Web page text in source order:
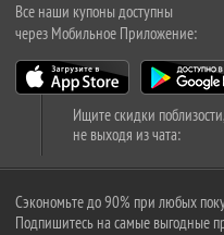
Все наши купоны доступны
через Мобильное Приложение:
Ищите скидки поблизости,
не выходя из чата:
Сэкономьте до 90% при любых
Подпишитесь на самые выгодные